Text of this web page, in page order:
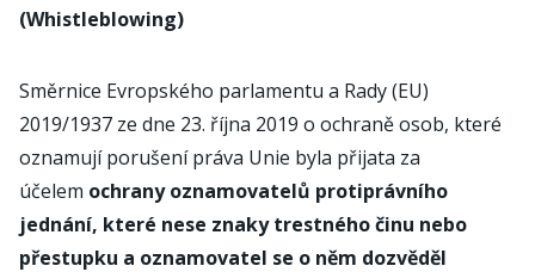
(Whistleblowing)
Směrnice Evropského parlamentu a Rady (EU)
2019/1937 ze dne 23. října 2019 o ochraně osob, které
oznamují porušení práva Unie byla přijata za
účelem ochrany oznamovatelů protiprávního
jednání, které nese znaky trestného činu nebo
přestupku a oznamovatel se o něm dozvěděl